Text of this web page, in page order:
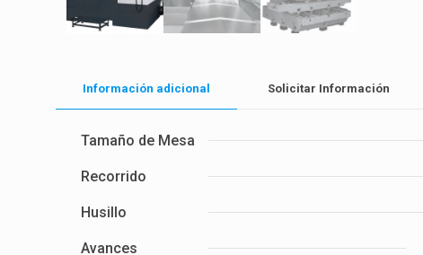
Información adicional Solicitar Información
Tamaño de Mesa
Recorrido
Husillo
Avances